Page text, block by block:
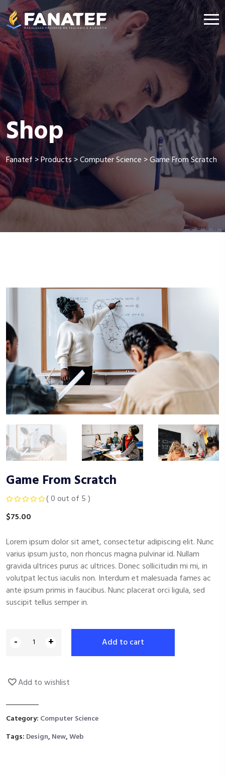
Shop
Fanatef >Products>Computer Science >Game From Scratch
Game From Scratch
( 0 out of 5 )
$75.00
Lorem ipsum dolor sit amet, consectetur adipiscing elit. Nunc
varius ipsum justo, non rhoncus magna pulvinar id. Nullam
gravida ultrices purus ac ultrices. Donec sollicitudin mi mi, in
volutpat lectus iaculis non. Interdum et malesuada fames ac
ante ipsum primis in faucibus. Nunc placerat orci ligula, sed
suscipit tellus semper in.
- + Add to cart
Add to wishlist
Category: Computer Science
Tags: Design, New,Web